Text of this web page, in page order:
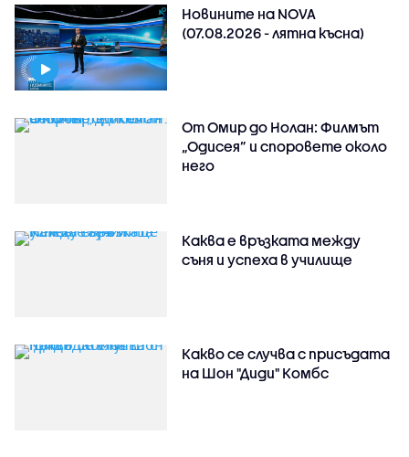
Новините на NOVA
(07.08.2026 - лятна късна)
От Омир до Нолан: Филмът
„Одисея” и споровете около
него
Каква е връзката между
съня и успеха в училище
Какво се случва с присъдата
на Шон "Диди" Комбс